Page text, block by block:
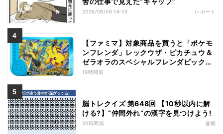
2026/08/06 16:03 レポート
【ファミマ】対象商品を買うと「ポケモ
ンフレンダ」レックウザ・ピカチュウ＆
ゼラオラのスペシャルフレンダピックが
もらえるキャンペーン
19時間前
脳トレクイズ 第648回 【10秒以内に解
ける?】“仲間外れ”の漢字を見つけよう!
20時間前 連載